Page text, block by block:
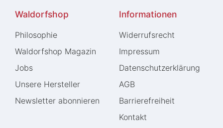
Waldorfshop
Philosophie
Waldorfshop Magazin
Jobs
Unsere Hersteller
Newsletter abonnieren
Informationen
Widerrufs­recht
Impressum
Daten­schutz­erklärung
AGB
Barrierefreiheit
Kontakt